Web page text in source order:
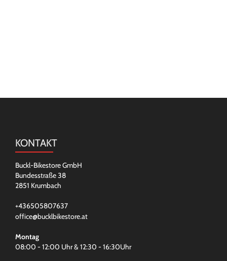
KONTAKT
Buckl-Bikestore GmbH
Bundesstraße 38
2851 Krumbach
+436505807637
office@bucklbikestore.at
Montag
08:00 - 12:00 Uhr & 12:30 - 16:30Uhr